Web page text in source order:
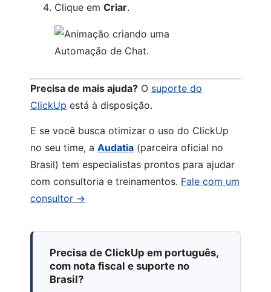
Clique em Criar.
Precisa de mais ajuda? O suporte do
ClickUp está à disposição.
E se você busca otimizar o uso do ClickUp
no seu time, a Audatia (parceira oficial no
Brasil) tem especialistas prontos para ajudar
com consultoria e treinamentos. Fale com um
consultor →
Precisa de ClickUp em português,
com nota fiscal e suporte no
Brasil?